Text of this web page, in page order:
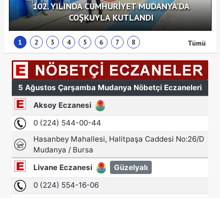
Tümü
102. YILINDA CUMHURİYET MUDANYA'DA
COŞKUYLA KUTLANDI
1 2 3 4 5 6 7 8